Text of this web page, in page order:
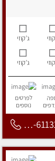
ג’קוזי
ג’קוזי
לפרטים
נוספים
שם מלא: 053-6113157